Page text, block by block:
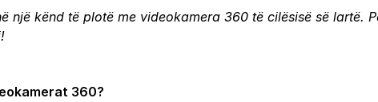
një kënd të plotë me videokamera 360 të cilësisë së
360?